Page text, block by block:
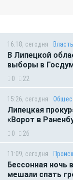
16:18, сегодня Власть
В Липецкой
выборы в
0 22
15:26, сегодня
Липецкая
«Ворот в
0 26
11:09, сегодня
Бессонная ночь
мешали спать